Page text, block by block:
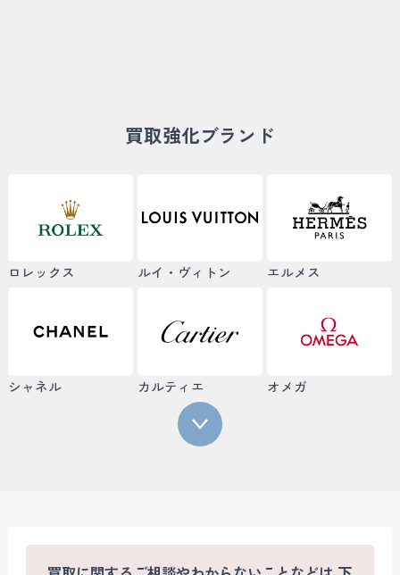
買取強化ブランド
ロレックス ルイ・ヴィトン エルメス
シャネル カルティエ オメガ